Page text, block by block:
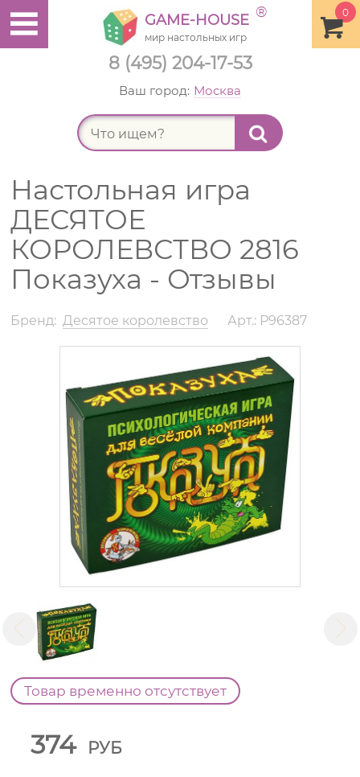
8 (495) 204-17-53
0
GAME-HOUSE ®
мир настольных игр
Ваш город: Москва
Настольная игра
ДЕСЯТОЕ
КОРОЛЕВСТВО 2816
Показуха - Отзывы
Бренд: Десятое королевство Арт.: Р96387
Товар временно отсутствует
374 РУБ